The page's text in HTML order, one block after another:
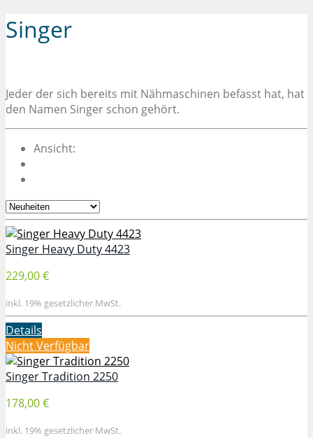
Singer
Jeder der sich bereits mit Nähmaschinen befasst hat, hat
den Namen Singer schon gehört.
Ansicht:
Singer Heavy Duty 4423
229,00 €
inkl. 19% gesetzlicher MwSt.
Details
Nicht Verfügbar
Singer Tradition 2250
178,00 €
inkl. 19% gesetzlicher MwSt.